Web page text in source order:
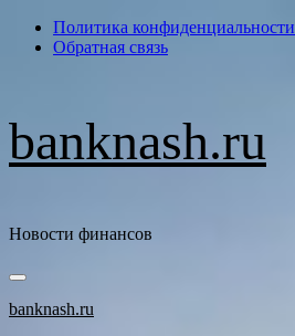
ПерейтиПолитика конфиденциальности
Обратная связь
banknash.ru
Новости финансов
Основное
меню
banknash.ru